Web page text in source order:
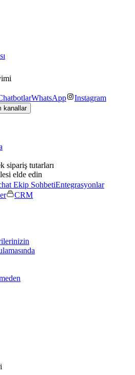
WhatsApp
Instagram
kanallar
sipariş tutarları
elde edin
Ekip SohbetiEntegrasyonlar
CRM